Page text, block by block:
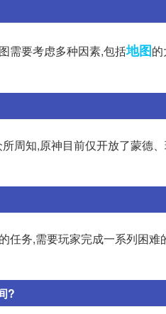
需要考虑多种因素,包括地图
周知,原神目前仅开放了蒙德
任务,需要玩家完成一系列困
?